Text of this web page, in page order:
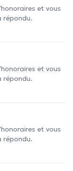
et vous
répondu.
et vous
répondu.
et vous
répondu.